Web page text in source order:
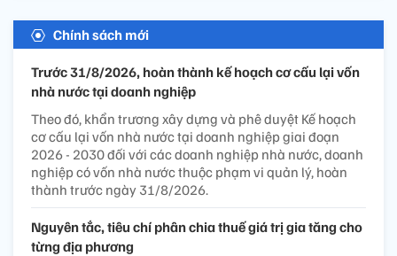
Chính sách mới
Trước 31/8/2026, hoàn thành kế hoạch cơ cấu lại vốn
nhà nước tại doanh nghiệp
Theo đó, khẩn trương xây dựng và phê duyệt Kế hoạch
cơ cấu lại vốn nhà nước tại doanh nghiệp giai đoạn
2026 - 2030 đối với các doanh nghiệp nhà nước, doanh
nghiệp có vốn nhà nước thuộc phạm vi quản lý, hoàn
thành trước ngày 31/8/2026.
Nguyên tắc, tiêu chí phân chia thuế giá trị gia tăng cho
từng địa phương